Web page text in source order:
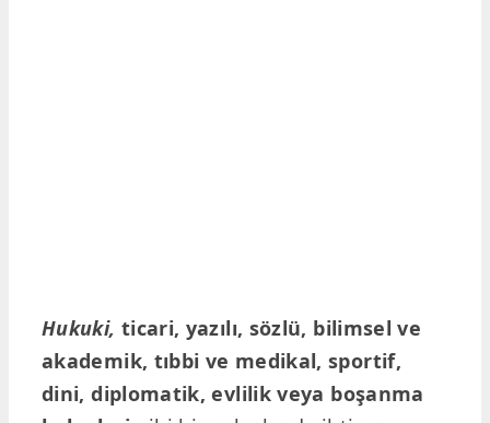
Hukuki, ticari, yazılı, sözlü, bilimsel ve
akademik, tıbbi ve medikal, sportif,
dini, diplomatik, evlilik veya boşanma